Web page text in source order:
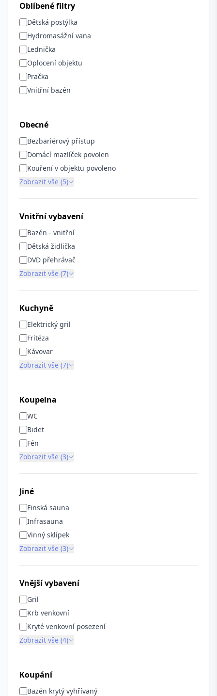
Oblíbené filtry
Dětská postýlka
Hydromasážní vana
Lednička
Oplocení objektu
Pračka
Vnitřní bazén
Obecné
Bezbariérový přístup
Domácí mazlíček povolen
Kouření v objektu povoleno
Zobrazit vše (5)
Vnitřní vybavení
Bazén - vnitřní
Dětská židlička
DVD přehrávač
Zobrazit vše (7)
Kuchyně
Elektrický gril
Fritéza
Kávovar
Zobrazit vše (7)
Koupelna
WC
Bidet
Fén
Zobrazit vše (3)
Jiné
Finská sauna
Infrasauna
Vinný sklípek
Zobrazit vše (3)
Vnější vybavení
Gril
Krb venkovní
Kryté venkovní posezení
Zobrazit vše (4)
Koupání
Bazén krytý vyhřívaný